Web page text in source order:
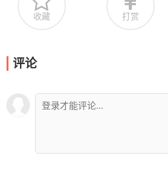
收藏 打赏
评论